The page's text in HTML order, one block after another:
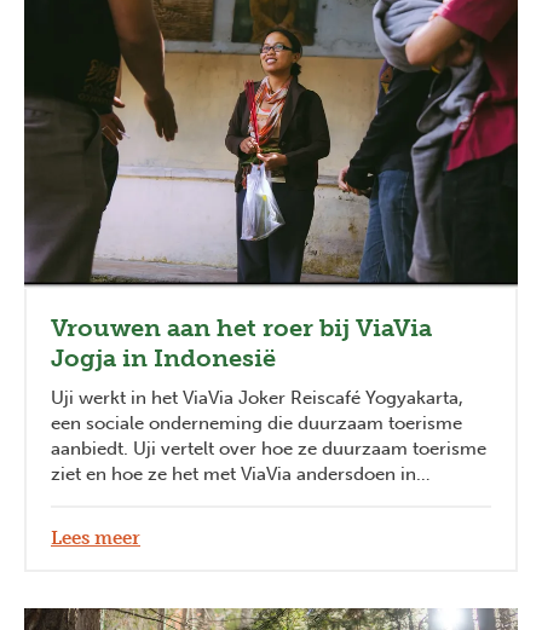
Vrouwen aan het roer bij ViaVia
Jogja in Indonesië
Uji werkt in het ViaVia Joker Reiscafé Yogyakarta,
een sociale onderneming die duurzaam toerisme
aanbiedt. Uji vertelt over hoe ze duurzaam toerisme
ziet en hoe ze het met ViaVia andersdoen in
Lees meer